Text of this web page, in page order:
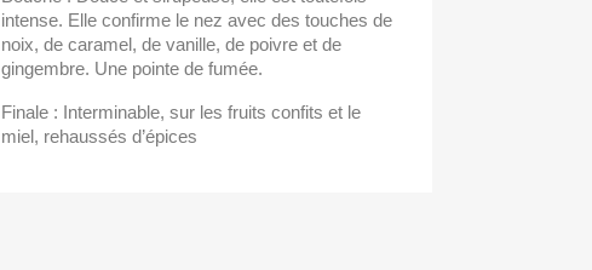
intense. Elle confirme le nez avec des touches de
noix, de caramel, de vanille, de poivre et de
gingembre. Une pointe de fumée.
Finale : Interminable, sur les fruits confits et le
miel, rehaussés d’épices